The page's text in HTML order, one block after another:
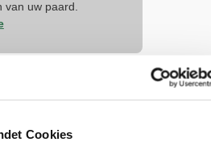
Cookies
van uw paard.